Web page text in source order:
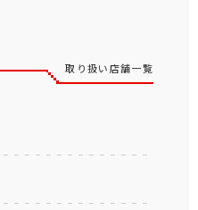
取り扱い店舗一覧